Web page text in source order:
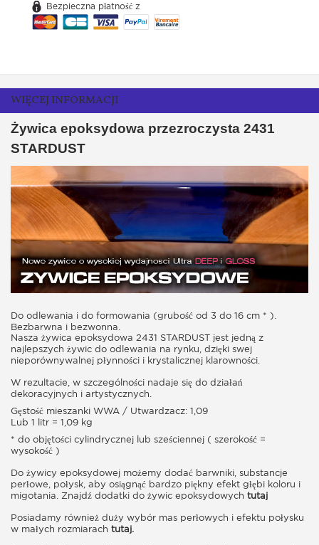
Bezpieczna płatność z
WIĘCEJ INFORMACJI
Żywica epoksydowa przezroczysta 2431
STARDUST
Do odlewania i do formowania (grubość od 3 do 16 cm * ).
Bezbarwna i bezwonna.
Nasza żywica epoksydowa 2431 STARDUST jest jedną z
najlepszych żywic do odlewania na rynku, dzięki swej
nieporównywalnej płynności i krystalicznej klarowności.
W rezultacie, w szczególności nadaje się do działań
dekoracyjnych i artystycznych.
Gęstość mieszanki WWA / Utwardzacz: 1,09
Lub 1 litr = 1,09 kg
* do objętości cylindrycznej lub sześciennej ( szerokość =
wysokość )
Do żywicy epoksydowej możemy dodać barwniki, substancje
perłowe, połysk, aby osiągnąć bardzo piękny efekt głębi koloru i
migotania. Znajdź dodatki do żywic epoksydowych tutaj
Posiadamy również duży wybór mas perłowych i efektu połysku
w małych rozmiarach tutaj.